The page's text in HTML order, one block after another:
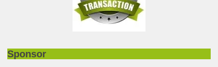
Sponsor